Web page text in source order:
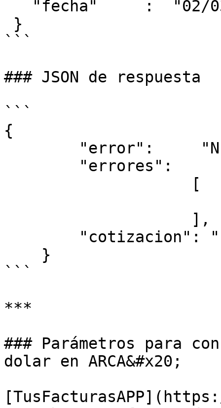
```
### JSON de respuesta
```
{
```
***
### Parámetros para
dolar en ARCA&#x20;